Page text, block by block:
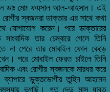
ডাঃ মোঃ ফয়সাল আল-আহসান। এই
স্বজনরা ডাক্তার এর সাথে কথা
যোগাযোগ করেন। পরে ডাক্তারের
তার চেম্বারে গেলে তিনি
না পেরে তার মোবাইল ফোন কেড়ে
পরে মোবাইল ফেরত চাইলে তিনি
এবং রোগীর স্বজনকে মারধর করে
ভুক্তভোগীর তুহিন আহমেদ
ভুগছি। গত দেড় মাস যাবত